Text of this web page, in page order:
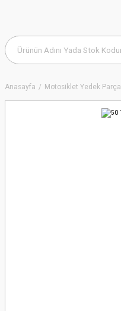
Anasayfa Motosiklet Yedek Parça